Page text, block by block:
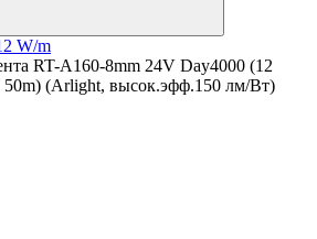
W/m
RT-A160-8mm 24V Day4000 (12
50m) (Arlight, высок.эфф.150 лм/Вт)